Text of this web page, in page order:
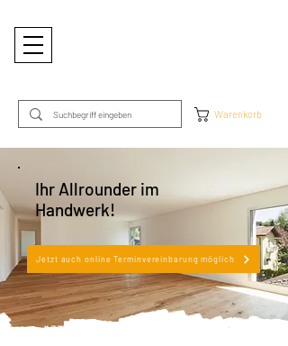
Warenkorb
Ihr Allrounder im
Handwerk!
Jetzt auch online Terminvereinbarung möglich